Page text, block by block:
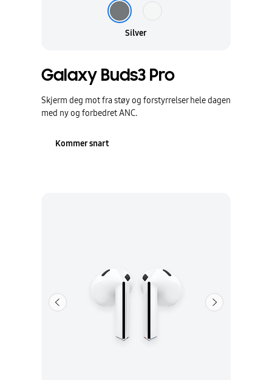
Galaxy Buds3 Pro
Skjerm deg mot fra støy og forstyrrelser hele dagen
med ny og forbedret ANC.
Kommer snart
Silver